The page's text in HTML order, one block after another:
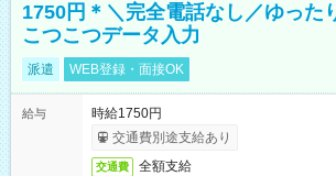
1750円＊＼完全電話なし／ゆった
こつこつデータ入力
派遣 WEB登録・面接OK
給与
時給1750円
交通費別途支給あり
交通費 全額支給